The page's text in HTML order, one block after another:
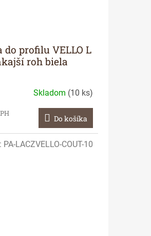
do profilu VELLO L
roh biela
Skladom (10 ks)
Do košíka
PA-LACZVELLO-COUT-10